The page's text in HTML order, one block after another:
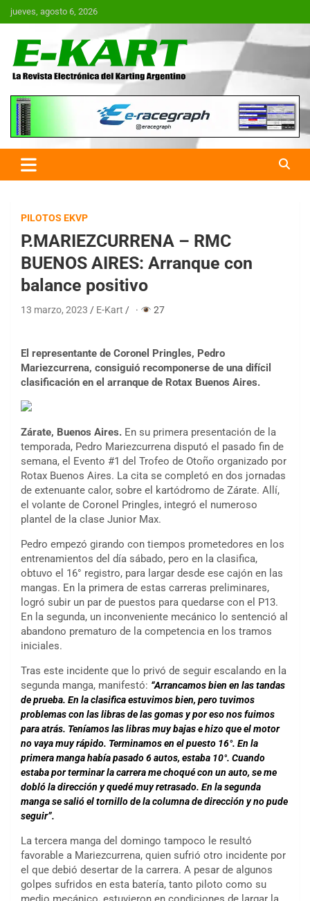
Saltar
al
jueves, agosto 6, 2026
E-Kart.com.ar | La Revista
Electrónica del Karting en
Argentina
PILOTOS EKVP
P.MARIEZCURRENA – RMC
BUENOS AIRES: Arranque con
balance positivo
13 marzo, 2023 E-Kart · 27
El representante de Coronel Pringles, Pedro
Mariezcurrena, consiguió recomponerse de una difícil
clasificación en el arranque de Rotax Buenos Aires.
Zárate, Buenos Aires. En su primera presentación de la
temporada, Pedro Mariezcurrena disputó el pasado fin de
semana, el Evento #1 del Trofeo de Otoño organizado por
Rotax Buenos Aires. La cita se completó en dos jornadas
de extenuante calor, sobre el kartódromo de Zárate. Allí,
el volante de Coronel Pringles, integró el numeroso
plantel de la clase Junior Max.
Pedro empezó girando con tiempos prometedores en los
entrenamientos del día sábado, pero en la clasifica,
obtuvo el 16° registro, para largar desde ese cajón en las
mangas. En la primera de estas carreras preliminares,
logró subir un par de puestos para quedarse con el P13.
En la segunda, un inconveniente mecánico lo sentenció al
abandono prematuro de la competencia en los tramos
iniciales.
Tras este incidente que lo privó de seguir escalando en la
segunda manga, manifestó: “Arrancamos bien en las tandas
de prueba. En la clasifica estuvimos bien, pero tuvimos
problemas con las libras de las gomas y por eso nos fuimos
para atrás. Teníamos las libras muy bajas e hizo que el motor
no vaya muy rápido. Terminamos en el puesto 16°. En la
primera manga había pasado 6 autos, estaba 10°. Cuando
estaba por terminar la carrera me choqué con un auto, se me
dobló la dirección y quedé muy retrasado. En la segunda
manga se salió el tornillo de la columna de dirección y no pude
seguir”.
La tercera manga del domingo tampoco le resultó
favorable a Mariezcurrena, quien sufrió otro incidente por
el que debió desertar de la carrera. A pesar de algunos
golpes sufridos en esta batería, tanto piloto como su